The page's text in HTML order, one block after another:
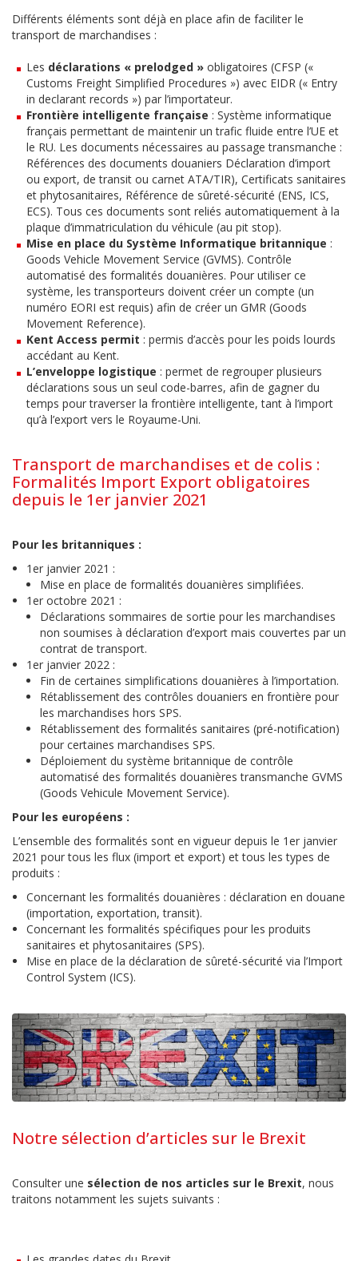
Différents éléments sont déjà en place afin de faciliter le
transport de marchandises :
Les déclarations « prelodged »obligatoires (CFSP («
Customs Freight Simplified Procedures ») avec EIDR (« Entry
in declarant records ») par l’importateur.
Frontière intelligente française : Système informatique
français permettant de maintenir un trafic fluide entre l’UE et
le RU. Les documents nécessaires au passage transmanche :
Références des documents douaniers Déclaration d’import
ou export, de transit ou carnet ATA/TIR), Certificats sanitaires
et phytosanitaires, Référence de sûreté-sécurité (ENS, ICS,
ECS). Tous ces documents sont reliés automatiquement à la
plaque d’immatriculation du véhicule (au pit stop).
Mise en place du Système Informatique britannique :
Goods Vehicle Movement Service (GVMS). Contrôle
automatisé des formalités douanières. Pour utiliser ce
système, les transporteurs doivent créer un compte (un
numéro EORI est requis) afin de créer un GMR (Goods
Movement Reference).
Kent Access permit : permis d’accès pour les poids lourds
accédant au Kent.
L’enveloppe logistique : permet de regrouper plusieurs
déclarations sous un seul code-barres, afin de gagner du
temps pour traverser la frontière intelligente, tant à l’import
qu’à l’export vers le Royaume-Uni.
Transport de marchandises et de colis :
Formalités Import Export obligatoires
depuis le 1er janvier 2021
Pour les britanniques :
1er janvier 2021 :
Mise en place de formalités douanières simplifiées.
1er octobre 2021 :
Déclarations sommaires de sortie pour les marchandises
non soumises à déclaration d’export mais couvertes par un
contrat de transport.
1er janvier 2022 :
Fin de certaines simplifications douanières à l’importation.
Rétablissement des contrôles douaniers en frontière pour
les marchandises hors SPS.
Rétablissement des formalités sanitaires (pré-notification)
pour certaines marchandises SPS.
Déploiement du système britannique de contrôle
automatisé des formalités douanières transmanche GVMS
(Goods Vehicule Movement Service).
Pour les européens :
L’ensemble des formalités sont en vigueur depuis le 1er janvier
2021 pour tous les flux (import et export) et tous les types de
produits :
Concernant les formalités douanières : déclaration en douane
(importation, exportation, transit).
Concernant les formalités spécifiques pour les produits
sanitaires et phytosanitaires (SPS).
Mise en place de la déclaration de sûreté-sécurité via l’Import
Control System (ICS).
Notre sélection d’articles sur le Brexit
Consulter une sélection de nos articles sur le Brexit, nous
traitons notamment les sujets suivants :